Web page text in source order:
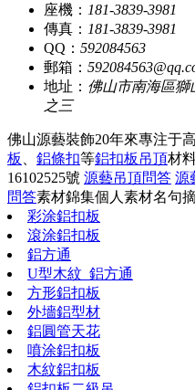
座機： 181-3839-3981
傳真： 181-3839-3981
QQ： 592084563
郵箱：
地址： 佛山市南海區獅
之三
佛山源藝裝飾20年來專注于
板
鋁條扣等鋁扣板吊頂材
16102525號 源藝吊頂問答 源
問答素材錦集個人素材名句
彩涂鋁扣板
滾涂鋁扣板
鋁方通
U型木紋_鋁方通
方形鋁扣板
外墻鋁型材
鋁圓管天花
噴涂鋁扣板
木紋鋁扣板